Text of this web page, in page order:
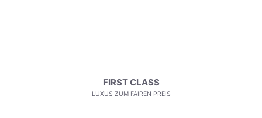
FIRST CLASS
LUXUS ZUM FAIREN PREIS